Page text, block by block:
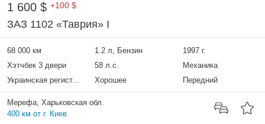
1 600 $ +100 $
ЗАЗ 1102 «Таврия» I
68 000 км 1.2 л, Бензин
1997 г.
Хэтчбек 3 двери
58 л.с.
Механика
Украинская регистрация
Хорошее Передний
Мерефа, Харьковская обл.
400 км от г. Киев